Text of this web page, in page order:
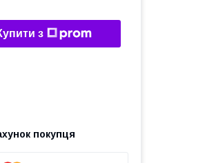
з
покупця